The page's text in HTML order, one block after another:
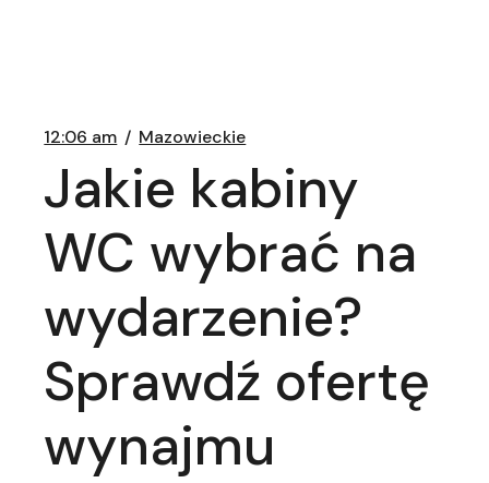
12:06 am Mazowieckie
Jakie kabiny
WC wybrać na
wydarzenie?
Sprawdź ofertę
wynajmu